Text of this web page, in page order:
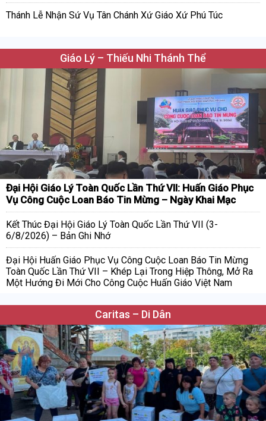
Thánh Lễ Nhận Sứ Vụ Tân Chánh Xứ Giáo Xứ Phú Túc
Giáo Lý – Thiếu Nhi Thánh Thể
Đại Hội Giáo Lý Toàn Quốc Lần Thứ VII: Huấn Giáo Phục
Vụ Công Cuộc Loan Báo Tin Mừng – Ngày Khai Mạc
Kết Thúc Đại Hội Giáo Lý Toàn Quốc Lần Thứ VII (3-
6/8/2026) – Bản Ghi Nhớ
Đại Hội Huấn Giáo Phục Vụ Công Cuộc Loan Báo Tin Mừng
Toàn Quốc Lần Thứ VII – Khép Lại Trong Hiệp Thông, Mở Ra
Một Hướng Đi Mới Cho Công Cuộc Huấn Giáo Việt Nam
Caritas – Di Dân